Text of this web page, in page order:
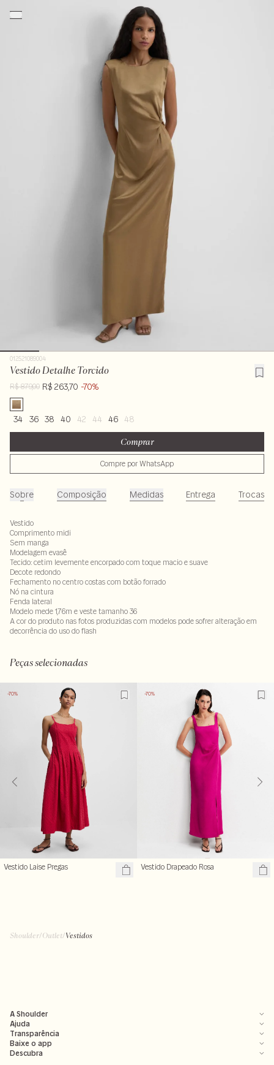
012521089004
Vestido Detalhe Torcido
R$ 879,00 R$ 263,70 -70%
34 36 38 40 42 44 46 48
Comprar
Compre por WhatsApp
Sobre Composição Medidas Entrega Trocas
Vestido
Comprimento midi
Sem manga
Modelagem evasê
Tecido: cetim levemente encorpado com toque macio e suave
Decote redondo
Fechamento no centro costas com botão forrado
Nó na cintura
Fenda lateral
Modelo mede 1,76m e veste tamanho 36
A cor do produto nas fotos produzidas com modelos pode sofrer alteração em
decorrência do uso do flash
Peças selecionadas
-70%
Vestido Laise Pregas
-70%
Vestido Drapeado Rosa
Shoulder/Outlet/Vestidos
A Shoulder
Ajuda
Transparência
Baixe o app
Descubra